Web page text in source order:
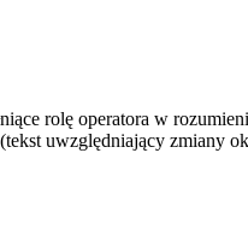
rolę operatora w
uwzględniający